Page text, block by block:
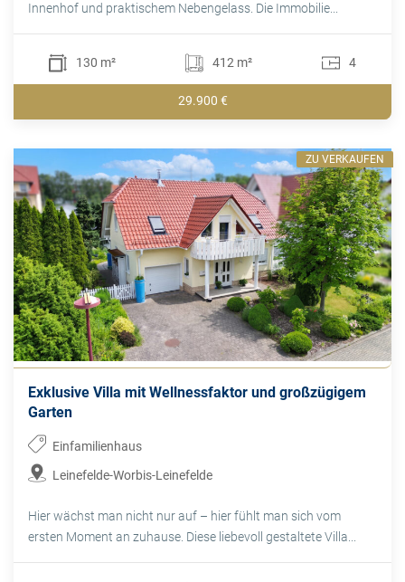
Innenhof und praktischem Nebengelass. Die Immobilie...
130 m² 412 m² 4
29.900 €
Exklusive Villa mit Wellnessfaktor und großzügigem
Garten
Einfamilienhaus
Leinefelde-Worbis-Leinefelde
Hier wächst man nicht nur auf – hier fühlt man sich vom
ersten Moment an zuhause. Diese liebevoll gestaltete Villa...
ZU VERKAUFEN